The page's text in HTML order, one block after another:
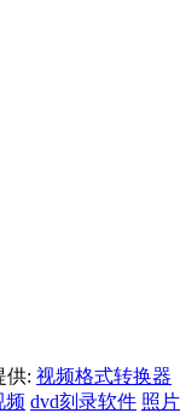
供: 视频格式转换器
频 dvd刻录软件 照片